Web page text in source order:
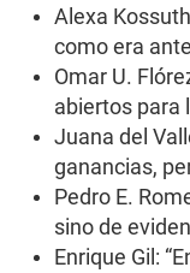
Alexa
como era
Omar U.
abiertos para
Juana del
ganancias,
Pedro E.
sino de
Enrique Gil: